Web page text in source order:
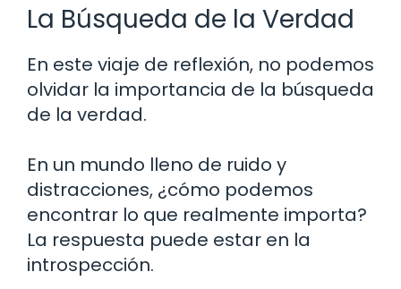
La Búsqueda de la Verdad
En este viaje de reflexión, no podemos
olvidar la importancia de la búsqueda
de la verdad.
En un mundo lleno de ruido y
distracciones, ¿cómo podemos
encontrar lo que realmente importa?
La respuesta puede estar en la
introspección.